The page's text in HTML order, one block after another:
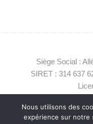
Siège Social :
SIRET : 314 637
Nous utilisons des
expérience sur notre